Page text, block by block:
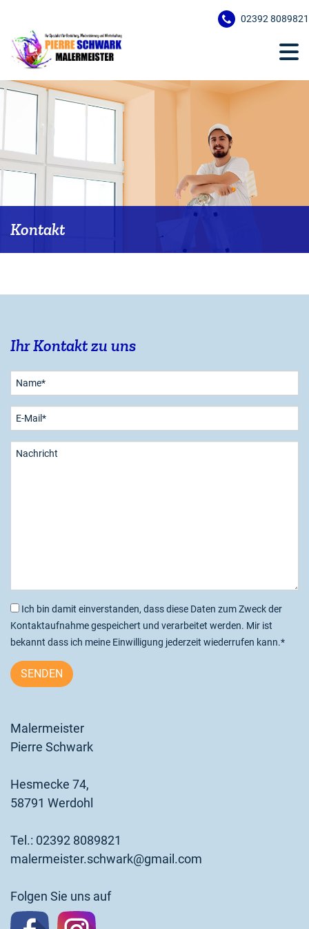
02392 8089821
Kontakt
Ihr Kontakt zu uns
Bitte
lasse
dieses
Feld
leer.
Ich bin damit einverstanden, dass diese Daten zum Zweck der
Kontaktaufnahme gespeichert und verarbeitet werden. Mir ist
bekannt dass ich meine Einwilligung jederzeit wiederrufen kann.*
Malermeister
Pierre Schwark
Hesmecke 74,
58791 Werdohl
Tel.: 02392 8089821
malermeister.schwark@gmail.com
Folgen Sie uns auf